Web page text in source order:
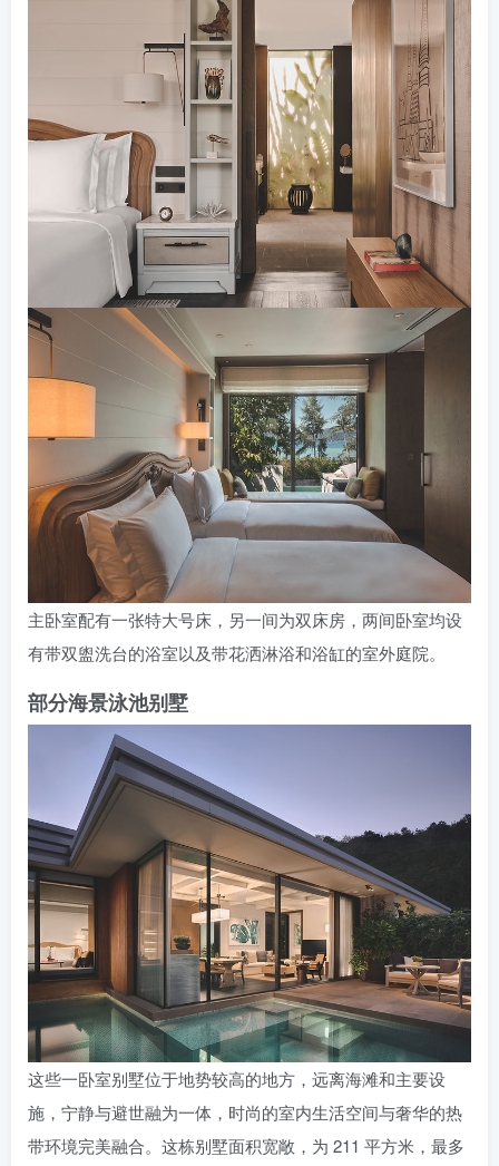
主卧室配有一张特大号床，另一间为双床房，两间卧室均设
有带双盥洗台的浴室以及带花洒淋浴和浴缸的室外庭院。
部分海景泳池别墅
这些一卧室别墅位于地势较高的地方，远离海滩和主要设
施，宁静与避世融为一体，时尚的室内生活空间与奢华的热
带环境完美融合。这栋别墅面积宽敞，为 211 平方米，最多